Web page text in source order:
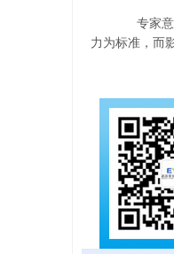
专家意见
力为标准，而